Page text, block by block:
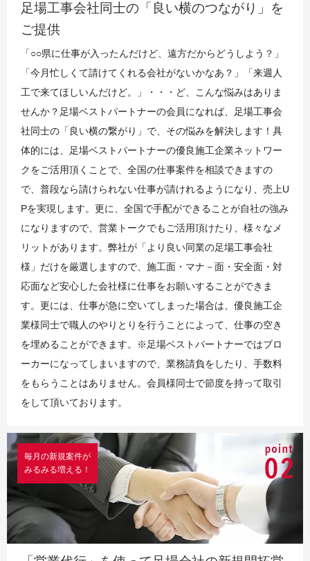
足場工事会社同士の「良い横のつながり」を
ご提供
「○○県に仕事が入ったんだけど、遠方だからどうしよう？」
「今月忙しくて請けてくれる会社がないかなあ？」「来週人
工で来てほしいんだけど。」・・・ど、こんな悩みはありま
せんか？足場ベストパートナーの会員になれば、足場工事会
社同士の「良い横の繋がり」で、その悩みを解決します！具
体的には、足場ベストパートナーの優良施工企業ネットワー
クをご活用頂くことで、全国の仕事案件を相談できますの
で、普段なら請けられない仕事が請けれるようになり、売上U
Pを実現します。更に、全国で手配ができることが自社の強み
になりますので、営業トークでもご活用頂けたり、様々なメ
リットがあります。弊社が「より良い同業の足場工事会社
様」だけを厳選しますので、施工面・マナ－面・安全面・対
応面など安心した会社様に仕事をお願いすることができま
す。更には、仕事が急に空いてしまった場合は、優良施工企
業様同士で職人のやりとりを行うことによって、仕事の空き
を埋めることができます。※足場ベストパートナーではブロ
ーカーになってしまいますので、業務請負をしたり、手数料
をもらうことはありません。会員様同士で節度を持って取引
をして頂いております。
毎月の新規案件が
みるみる増える！